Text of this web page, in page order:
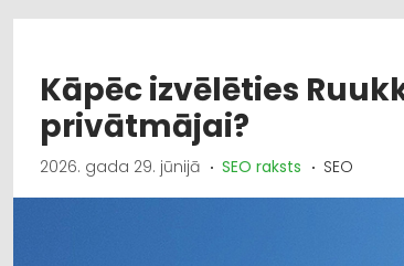
Kāpēc izvēlēties
privātmājai?
2026. gada 29. jūnijā SEO raksts SEO